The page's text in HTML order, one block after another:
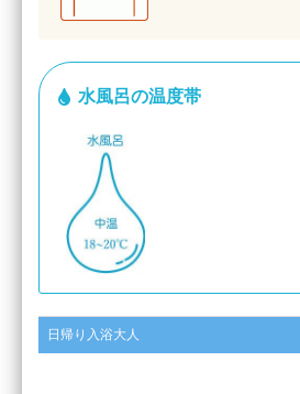
水風呂の温度帯
日帰り入浴大人